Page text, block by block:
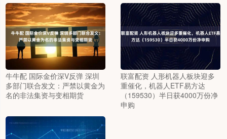
牛牛配 国际金价深V反弹 深圳
多部门联合发文：严禁以黄金为
名的非法集资与变相期货
联富配资 人形机器人板块迎多
重催化，机器人ETF易方达
（159530）半日获4000万份净
申购